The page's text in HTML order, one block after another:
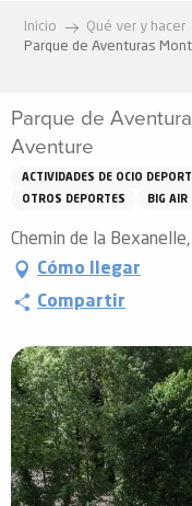
Inicio
Qué ver y hacer
Parque de Aventuras
Parque de
Aventure
ACTIVIDADES DE OCIO
OTROS DEPORTES
BIG AIR
Chemin de la
Cómo llegar
Compartir